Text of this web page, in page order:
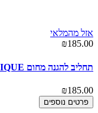
אזל מהמלאי
₪185.00
תחליב להגנה מחום Nutritive NECTAR THERMIQUE
₪185.00
פרטים נוספים